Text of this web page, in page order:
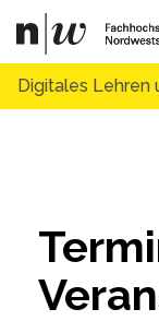
Digitales Lehren